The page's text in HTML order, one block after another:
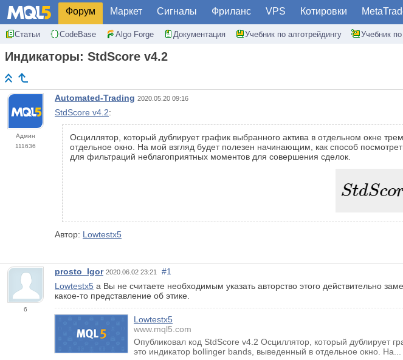
Форум Маркет Сигналы Фриланс VPS Котировки
Статьи CodeBase Algo Forge Документация Учебник по алготрейдингу Учебник
Индикаторы: StdScore v4.2
Админ
111636
Automated-Trading 2020.05.20 09:16
StdScore v4.2:
Осциллятор, который дублирует график выбранного актива в отдельном окне
отдельное окно. На мой взгляд будет полезен начинающим, как способ
для фильтраций неблагоприятных моментов для совершения сделок.
Автор: Lowtestx5
6
prosto_Igor 2020.06.02 23:21
#1
Lowtestx5 а Вы не считаете необходимым указать авторство этого действительно
какое-то представление об этике.
Lowtestx5
www.mql5.com
Опубликовал код StdScore v4.2 Осциллятор, который дублирует
это индикатор bollinger bands, выведенный в отдельное окно. На...